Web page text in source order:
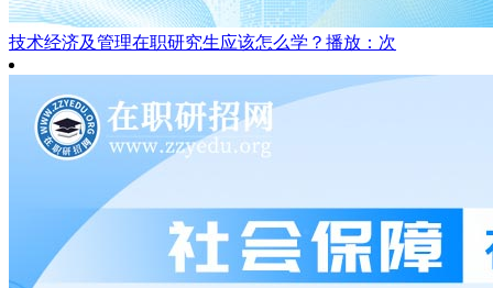
技术经济及管理在职研究生应该怎么学？ 播放：次